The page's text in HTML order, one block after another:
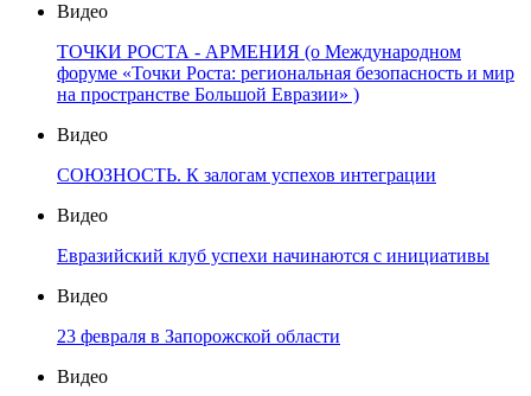
Видео
ТОЧКИ РОСТА - АРМЕНИЯ (о Международном
форуме «Точки Роста: региональная безопасность и мир
на пространстве Большой Евразии» )
Видео
СОЮЗНОСТЬ. К залогам успехов интеграции
Видео
Евразийский клуб успехи начинаются с инициативы
Видео
23 февраля в Запорожской области
Видео